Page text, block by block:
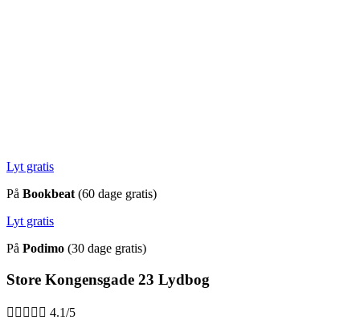
Lyt gratis
På Bookbeat (60 dage gratis)
Lyt gratis
På Podimo (30 dage gratis)
Store Kongensgade 23 Lydbog
     4.1/5